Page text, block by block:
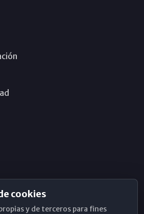
cookies
y de terceros para fines